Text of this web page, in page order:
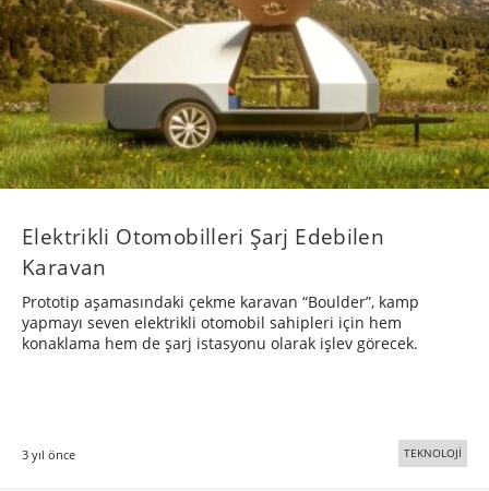
Elektrikli Otomobilleri Şarj Edebilen
Karavan
Prototip aşamasındaki çekme karavan “Boulder”, kamp
yapmayı seven elektrikli otomobil sahipleri için hem
konaklama hem de şarj istasyonu olarak işlev görecek.
3 yıl önce TEKNOLOJİ